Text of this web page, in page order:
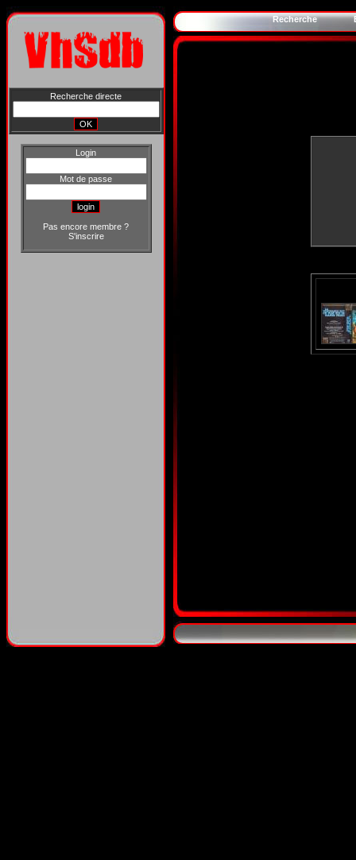
Recherche directe
Login
Mot de passe
Pas encore membre ?
S'inscrire
Recherche